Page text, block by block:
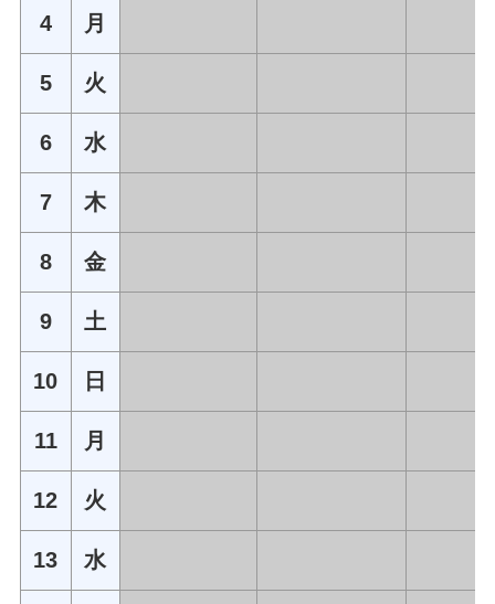
4 月
5 火
6 水
7 木
8 金
9 土
10 日
11 月
12 火
13 水